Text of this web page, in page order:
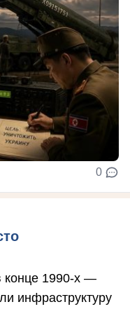
0
конце 1990-х —
инфраструктуру